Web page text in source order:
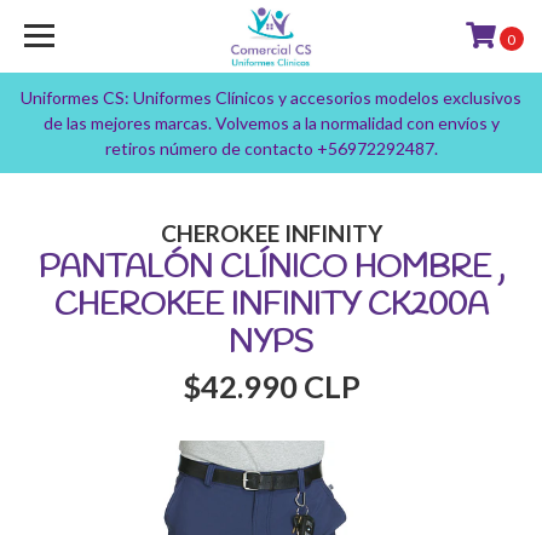
Uniformes CS: Uniformes Clínicos y accesorios modelos exclusivos
de las mejores marcas. Volvemos a la normalidad con envíos y
retiros número de contacto +56972292487.
0
CHEROKEE INFINITY
PANTALÓN CLÍNICO HOMBRE ,
CHEROKEE INFINITY CK200A
NYPS
$42.990 CLP